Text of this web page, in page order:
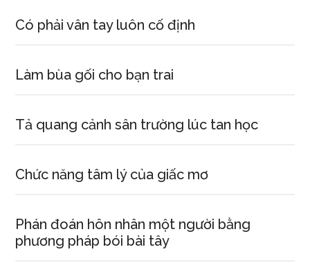
Có phải vân tay luôn cố định
Làm bùa gối cho bạn trai
Tả quang cảnh sân trường lúc tan học
Chức năng tâm lý của giấc mơ
Phán đoán hôn nhân một người bằng
phương pháp bói bài tây